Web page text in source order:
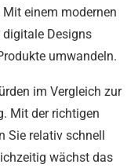
einem modernen
digitale Designs
umwandeln.
im Vergleich zur
Mit der richtigen
Sie relativ schnell
wächst das